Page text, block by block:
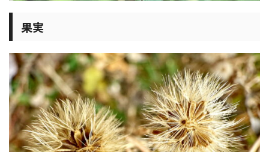
果実